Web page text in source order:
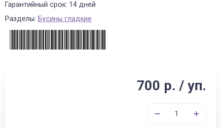
Гарантийный срок: 14 дней
Разделы: Бусины гладкие
700 р. / уп.